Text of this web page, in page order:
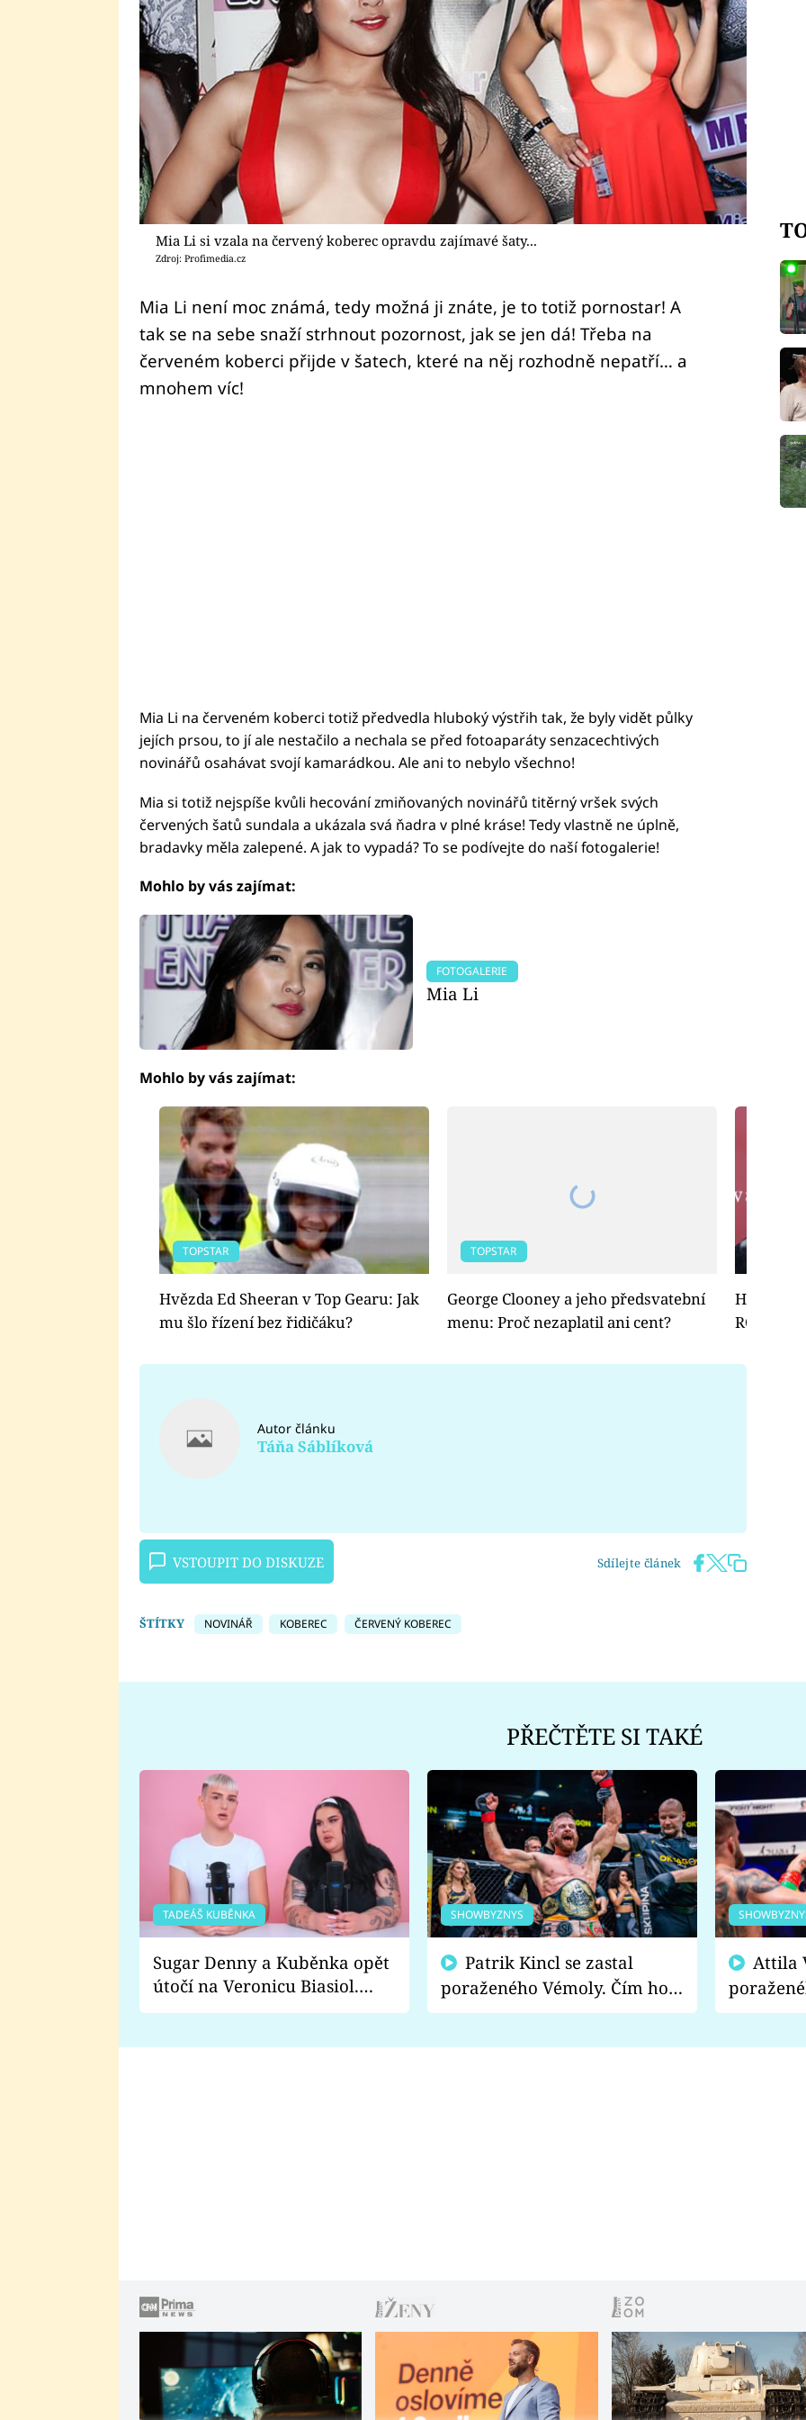
Mia Li si vzala na červený koberec opravdu zajímavé šaty...
Zdroj: Profimedia.cz
Mia Li není moc známá, tedy možná ji znáte, je to totiž pornostar! A
tak se na sebe snaží strhnout pozornost, jak se jen dá! Třeba na
červeném koberci přijde v šatech, které na něj rozhodně nepatří… a
mnohem víc!
Mia Li na červeném koberci totiž předvedla hluboký výstřih tak, že byly vidět půlky
jejích prsou, to jí ale nestačilo a nechala se před fotoaparáty senzacechtivých
novinářů osahávat svojí kamarádkou. Ale ani to nebylo všechno!
Mia si totiž nejspíše kvůli hecování zmiňovaných novinářů titěrný vršek svých
červených šatů sundala a ukázala svá ňadra v plné kráse! Tedy vlastně ne úplně,
bradavky měla zalepené. A jak to vypadá? To se podívejte do naší fotogalerie!
Mohlo by vás zajímat:
FOTOGALERIE
Mia Li
Mohlo by vás zajímat:
TOPSTAR
Hvězda Ed Sheeran v Top Gearu: Jak
mu šlo řízení bez řidičáku?
TOPSTAR
George Clooney a jeho předsvatební
menu: Proč nezaplatil ani cent?
Holky
ROZVÁDÍ!
Autor článku
Táňa Sáblíková
VSTOUPIT DO DISKUZE Sdílejte článek
ŠTÍTKY NOVINÁŘ KOBEREC ČERVENÝ KOBEREC
PŘEČTĚTE SI TAKÉ
TADEÁŠ KUBĚNKA
Sugar Denny a Kuběnka opět
útočí na Veronicu Biasiol.
Proč je podle nich falešná a
SHOWBYZNYS
poraženého Vémoly. Čím ho
fanoušci naštvali?
chce